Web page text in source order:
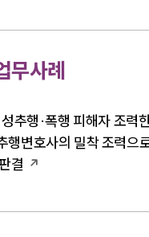
무사례
추행·폭행 피해자 조력
행변호사의 밀착 조력으
결